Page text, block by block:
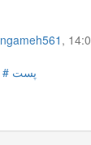
,
پست # 7